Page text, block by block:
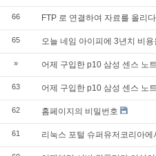
66 FTP 로 연결하여 자료를 올리
65 오늘 네임 아이피에 3년치 비
» 어제 구입한 p10 삼성 센스 노
63 어제 구입한 p10 삼성 센스 노
62 홈페이지의 비밀번호
61 리눅스 포털 슈퍼유저코리아